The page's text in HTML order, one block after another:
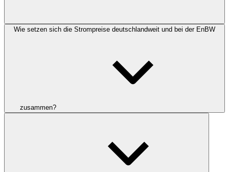
Wie setzen sich die Strompreise deutschlandweit und bei der EnBW
zusammen?